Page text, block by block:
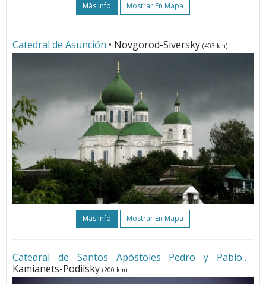
Más Info Mostrar En Mapa
Catedral de Asunción • Novgorod-Siversky (403 km)
Más Info Mostrar En Mapa
Catedral de Santos Apóstoles Pedro y Pablo
Kamianets-Podilsky (200 km)